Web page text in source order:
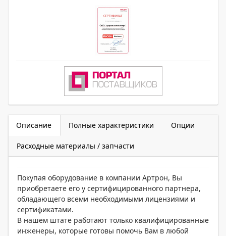
Описание Полные характеристики Опции
Расходные материалы / запчасти
Покупая оборудование в компании Артрон, Вы
приобретаете его у сертифицированного партнера,
обладающего всеми необходимыми лицензиями и
сертификатами.
В нашем штате работают только квалифицированные
инженеры, которые готовы помочь Вам в любой